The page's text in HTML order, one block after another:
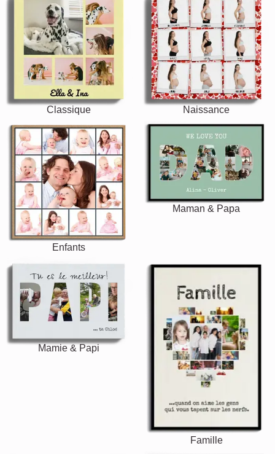
Classique Naissance
Enfants
Maman & Papa
Mamie & Papi
Famille